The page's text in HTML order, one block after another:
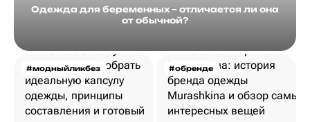
Одежда для беременных – отличается ли она
от обычной?
#модныйликбез #обренде